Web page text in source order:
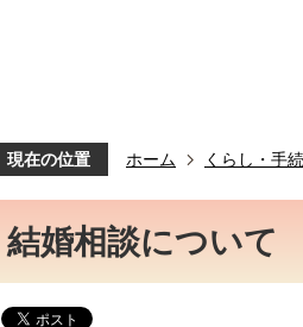
現在の位置 ホーム くらし・手
結婚相談について